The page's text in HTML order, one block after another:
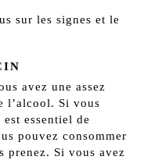
sur les signes et le
avez une assez
l’alcool. Si vous
essentiel de
pouvez consommer
prenez. Si vous avez